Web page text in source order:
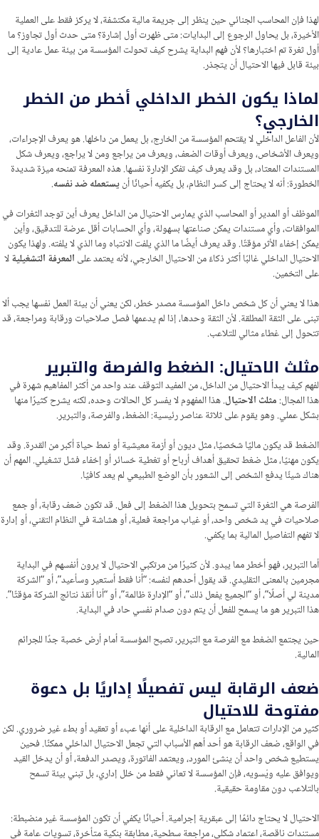
لهذا فإن المحاسب الجنائي حين ينظر إلى جريمة مالية مكتشفة، لا يركز فقط على العملية
الأخيرة، بل يحاول الرجوع إلى البدايات: متى ظهرت أول إشارة؟ متى حدث أول تجاوز؟ ما
أول ثغرة تم اختبارها؟ لأن فهم البداية يشرح كيف تحولت المؤسسة من بيئة عمل عادية إلى
بيئة قابل فيها الاحتيال أن يتجذر.
لماذا يكون الخطر الداخلي أخطر من الخطر
الخارجي؟
لأن الفاعل الداخلي لا يقتحم المؤسسة من الخارج، بل يعمل من داخلها. هو يعرف الإجراءات،
ويعرف الأشخاص، ويعرف أوقات الضعف، ويعرف من يراجع ومن لا يراجع، ويعرف شكل
المستندات المعتاد، بل وقد يعرف كيف تفكر الإدارة نفسها. هذه المعرفة تمنحه ميزة شديدة
الخطورة: أنه لا يحتاج إلى كسر النظام، بل يكفيه أحيانًا أنيستعمله ضد نفسه.
الموظف أو المدير أو المحاسب الذي يمارس الاحتيال من الداخل يعرف أين توجد الثغرات في
الموافقات، وأي مستندات يمكن صناعتها بسهولة، وأي الحسابات أقل عرضة للتدقيق، وأين
يمكن إخفاء الأثر مؤقتًا. وقد يعرف أيضًا ما الذي يلفت الانتباه وما الذي لا يلفته. ولهذا يكون
الاحتيال الداخلي غالبًا أكثر ذكاءً من الاحتيال الخارجي، لأنه يعتمد على المعرفة التشغيليةلا
على التخمين.
هذا لا يعني أن كل شخص داخل المؤسسة مصدر خطر، لكن يعني أن بيئة العمل نفسها يجب ألا
تبنى على الثقة المطلقة. لأن الثقة وحدها، إذا لم يدعمها فصل صلاحيات ورقابة ومراجعة، قد
تتحول إلى غطاء مثالي للتلاعب.
مثلث الاحتيال: الضغط والفرصة والتبرير
لفهم كيف يبدأ الاحتيال من الداخل، من المفيد التوقف عند واحد من أكثر المفاهيم شهرة في
هذا المجال: مثلث الاحتيال. هذا المفهوم لا يفسر كل الحالات وحده، لكنه يشرح كثيرًا منها
بشكل عملي. وهو يقوم على ثلاثة عناصر رئيسية: الضغط، والفرصة، والتبرير.
الضغط قد يكون ماليًا شخصيًا، مثل ديون أو أزمة معيشية أو نمط حياة أكبر من القدرة. وقد
يكون مهنيًا، مثل ضغط تحقيق أهداف أرباح أو تغطية خسائر أو إخفاء فشل تشغيلي. المهم أن
هناك شيئًا يدفع الشخص إلى الشعور بأن الوضع الطبيعي لم يعد كافيًا.
الفرصة هي الثغرة التي تسمح بتحويل هذا الضغط إلى فعل. قد تكون ضعف رقابة، أو جمع
صلاحيات في يد شخص واحد، أو غياب مراجعة فعلية، أو هشاشة في النظام التقني، أو إدارة
لا تفهم التفاصيل المالية بما يكفي.
أما التبرير، فهو أخطر مما يبدو. لأن كثيرًا من مرتكبي الاحتيال لا يرون أنفسهم في البداية
مجرمين بالمعنى التقليدي. قد يقول أحدهم لنفسه: “أنا فقط أستعير وسأعيد”، أو “الشركة
مدينة لي أصلًا”، أو “الجميع يفعل ذلك”، أو “الإدارة ظالمة”، أو “أنا أنقذ نتائج الشركة مؤقتًا”.
هذا التبرير هو ما يسمح للفعل أن يتم دون صدام نفسي حاد في البداية.
حين يجتمع الضغط مع الفرصة مع التبرير، تصبح المؤسسة أمام أرض خصبة جدًا للجرائم
المالية.
ضعف الرقابة ليس تفصيلًا إداريًا بل دعوة
مفتوحة للاحتيال
كثير من الإدارات تتعامل مع الرقابة الداخلية على أنها عبء أو تعقيد أو بطء غير ضروري. لكن
في الواقع، ضعف الرقابة هو أحد أهم الأسباب التي تجعل الاحتيال الداخلي ممكنًا. فحين
يستطيع شخص واحد أن ينشئ المورد، ويعتمد الفاتورة، ويصدر الدفعة، أو أن يدخل القيد
ويوافق عليه ويُسويه، فإن المؤسسة لا تعاني فقط من خلل إداري، بل تبني بيئة تسمح
بالتلاعب دون مقاومة حقيقية.
الاحتيال لا يحتاج دائمًا إلى عبقرية إجرامية. أحيانًا يكفي أن تكون المؤسسة غير منضبطة:
مستندات ناقصة، اعتماد شكلي، مراجعة سطحية، مطابقة بنكية متأخرة، تسويات عامة في